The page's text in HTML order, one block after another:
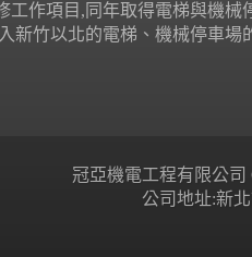
工作項目,同年取得電梯與機械
新竹以北的電梯、機械停車場
冠亞機電工程有限公司
公司地址:新